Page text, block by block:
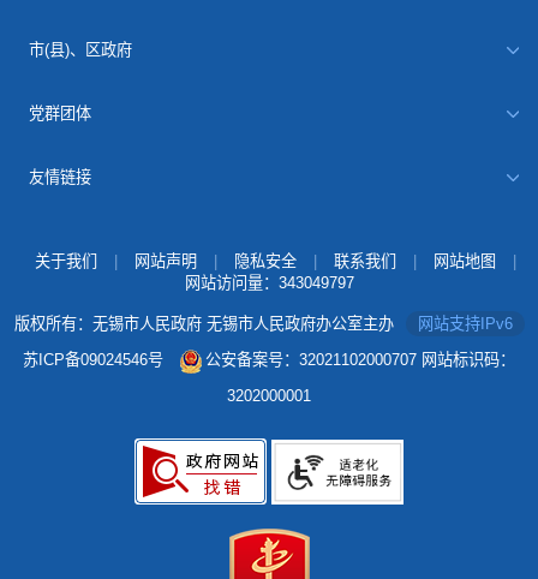
市(县)、区政府
党群团体
友情链接
关于我们 网站声明 隐私安全 联系我们 网站地图
网站访问量： 343049797
版权所有：无锡市人民政府 无锡市人民政府办公室主办
网站支持IPv6
苏ICP备09024546号
公安备案号：32021102000707 网站标识码：
3202000001